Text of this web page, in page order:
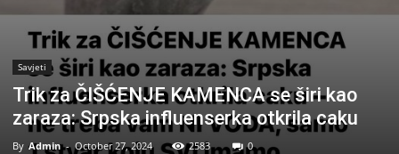
Savjeti
Trik za ČIŠĆENJE KAMENCA se širi kao
zaraza: Srpska influenserka otkrila caku
By Admin - October 27, 2024 2583 0